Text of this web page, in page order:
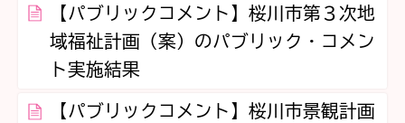
【パブリックコメント】桜川市第３次地
域福祉計画（案）のパブリック・コメン
ト実施結果
【パブリックコメント】桜川市景観計画